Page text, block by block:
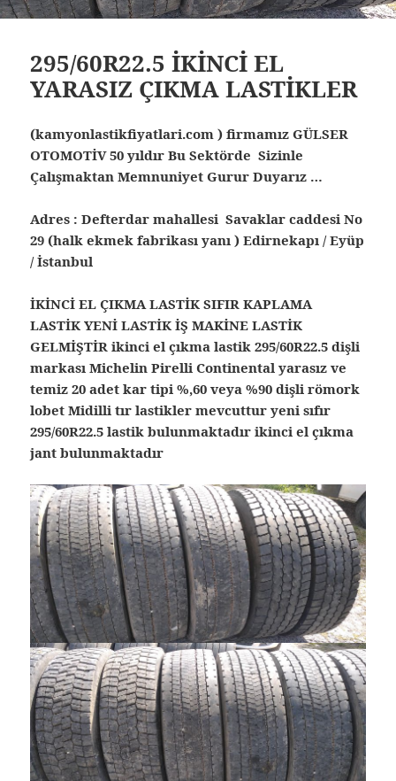
295/60R22.5 İKİNCİ EL
YARASIZ ÇIKMA LASTİKLER
(kamyonlastikfiyatlari.com ) firmamız GÜLSER
OTOMOTİV 50 yıldır Bu Sektörde Sizinle
Çalışmaktan Memnuniyet Gurur Duyarız …
Adres : Defterdar mahallesi Savaklar caddesi No
29 (halk ekmek fabrikası yanı ) Edirnekapı / Eyüp
/ İstanbul
İKİNCİ EL ÇIKMA LASTİK SIFIR KAPLAMA
LASTİK YENİ LASTİK İŞ MAKİNE LASTİK
GELMİŞTİR ikinci el çıkma lastik 295/60R22.5 dişli
markası Michelin Pirelli Continental yarasız ve
temiz 20 adet kar tipi %,60 veya %90 dişli römork
lobet Midilli tır lastikler mevcuttur yeni sıfır
295/60R22.5 lastik bulunmaktadır ikinci el çıkma
jant bulunmaktadır